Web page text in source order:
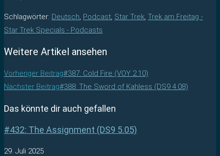
Schlagwörter: Deutsch, Podcast, Star Trek, Trek am Freitag -
Star Trek Specials - Podcasts
Weitere Artikel ansehen
Vorheriger Beitrag#387: Cold Fire (VOY 2.10)
Nächster Beitrag#388: The Sword of Kahless (DS9 4.08)
Das könnte dir auch gefallen
#432: The Assignment (DS9 5.05)
29. Juli 2025